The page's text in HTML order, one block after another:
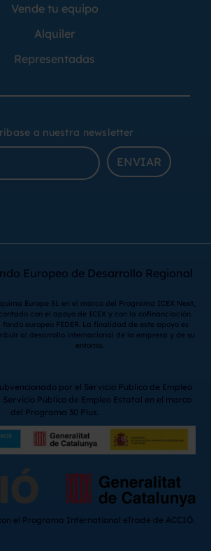
Vende tu equipo
Alquiler
Representadas
a nuestra newsletter
ENVIAR
Europeo de Desarrollo Regional
Europe SL en el marco del Programa ICEX Next,
con el apoyo de ICEX y con la cofinanciación
fondo europeo FEDER. La finalidad de este apoyo es
al desarrollo internacional de la empresa y de su
entorno.
por el Servicio Público de Empleo
Público de Empleo Estatal en el marco
del Programa 30 Plus.
el Programa International eTrade de ACCIÓ.